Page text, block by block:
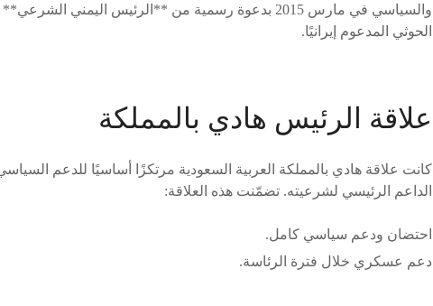
والسياسي في مارس 2015 بدعوة رسمية من **الرئيس
الحوثي المدعوم إيرانيًا.
علاقة الرئيس هادي بالمملكة
كانت علاقة هادي بالمملكة العربية السعودية مرتكزًا أساسيًا للدعم
الداعم الرئيسي لشرعيته. تضمّنت هذه العلاقة:
احتضان ودعم سياسي كامل.
دعم عسكري خلال فترة الرئاسة.